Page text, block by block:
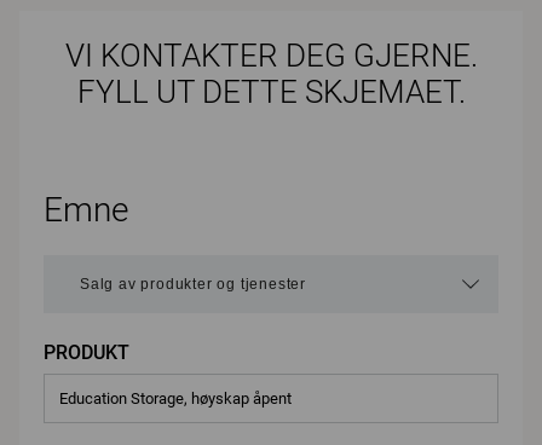
VI KONTAKTER DEG GJERNE.
FYLL UT DETTE SKJEMAET.
Emne
PRODUKT